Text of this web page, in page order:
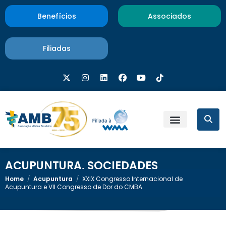
Benefícios Associados
Filiadas
ACUPUNTURA, SOCIEDADES
Home / Acupuntura / XXIX Congresso Internacional de
Acupuntura e VII Congresso de Dor do CMBA